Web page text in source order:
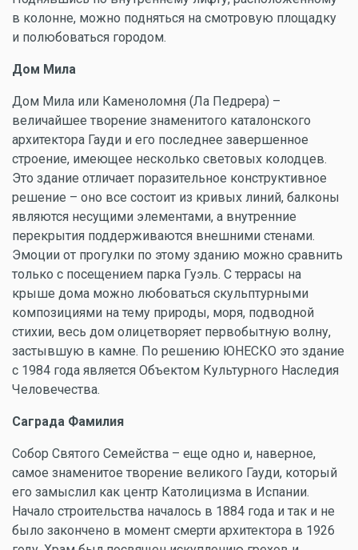
в колонне, можно подняться на смотровую площадку
и полюбоваться городом.
Дом Мила
Дом Мила или Каменоломня (Ла Педрера) –
величайшее творение знаменитого каталонского
архитектора Гауди и его последнее завершенное
строение, имеющее несколько световых колодцев.
Это здание отличает поразительное конструктивное
решение – оно все состоит из кривых линий, балконы
являются несущими элементами, а внутренние
перекрытия поддерживаются внешними стенами.
Эмоции от прогулки по этому зданию можно сравнить
только с посещением парка Гуэль. С террасы на
крыше дома можно любоваться скульптурными
композициями на тему природы, моря, подводной
стихии, весь дом олицетворяет первобытную волну,
застывшую в камне. По решению ЮНЕСКО это здание
с 1984 года является Объектом Культурного Наследия
Человечества.
Саграда Фамилия
Собор Святого Семейства – еще одно и, наверное,
самое знаменитое творение великого Гауди, который
его замыслил как центр Католицизма в Испании.
Начало строительства началось в 1884 года и так и не
было закончено в момент смерти архитектора в 1926